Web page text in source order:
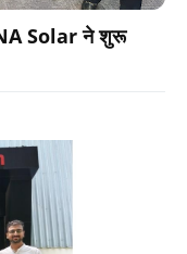
Solar ने शुरू